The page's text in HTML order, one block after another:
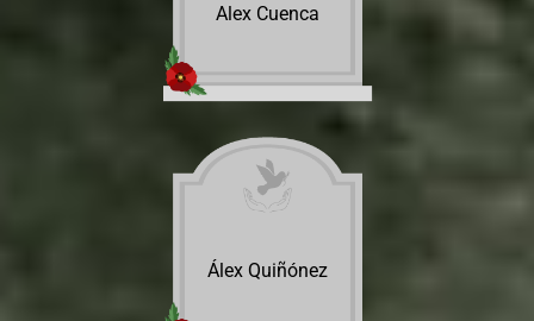
Alex Cuenca
Álex Quiñónez